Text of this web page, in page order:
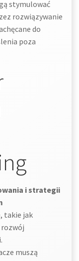
stymulować
rozwiązywanie
do
poza
i strategii
takie jak
rozwój
muszą